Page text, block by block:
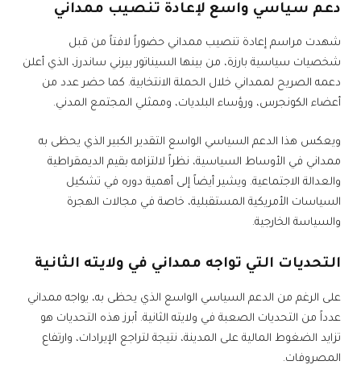
دعم سياسي واسع لإعادة تنصيب ممداني
شهدت مراسم إعادة تنصيب ممداني حضوراً لافتاً من قبل
شخصيات سياسية بارزة، من بينها السيناتور بيرني ساندرز، الذي أعلن
دعمه الصريح لممداني خلال الحملة الانتخابية. كما حضر عدد من
أعضاء الكونجرس، ورؤساء البلديات، وممثلي المجتمع المدني.
ويعكس هذا الدعم السياسي الواسع التقدير الكبير الذي يحظى به
ممداني في الأوساط السياسية، نظراً لالتزامه بقيم الديمقراطية
والعدالة الاجتماعية. ويشير أيضاً إلى أهمية دوره في تشكيل
السياسات الأمريكية المستقبلية، خاصة في مجالات الهجرة
والسياسة الخارجية.
التحديات التي تواجه ممداني في ولايته الثانية
على الرغم من الدعم السياسي الواسع الذي يحظى به، يواجه ممداني
عدداً من التحديات الصعبة في ولايته الثانية. أبرز هذه التحديات هو
تزايد الضغوط المالية على المدينة، نتيجة لتراجع الإيرادات، وارتفاع
المصروفات.